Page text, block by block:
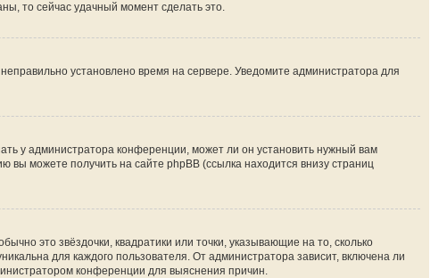
то сейчас удачный момент сделать это.
установлено время на сервере. Уведомите администратора для
у администратора конференции, может ли он установить нужный вам
вы можете получить на сайте phpBB (ссылка находится внизу страниц
это звёздочки, квадратики или точки, указывающие на то, сколько
для каждого пользователя. От администратора зависит, включена ли
конференции для выяснения причин.